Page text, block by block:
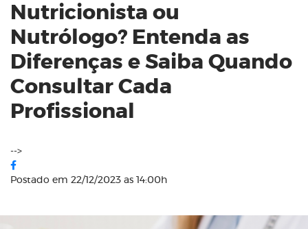
Blog
Nutricionista ou
Nutrólogo? Entenda as
Diferenças e Saiba Quando
Consultar Cada
Profissional
-->
Postado em 22/12/2023 as 14:00h